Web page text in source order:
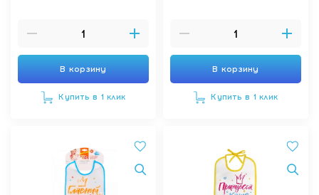
В корзину
Купить в 1 клик
В корзину
Купить в 1 клик